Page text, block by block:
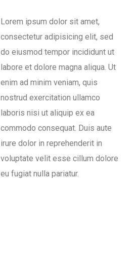
Lorem ipsum dolor sit amet,
consectetur adipisicing elit, sed
do eiusmod tempor incididunt ut
labore et dolore magna aliqua. Ut
enim ad minim veniam, quis
nostrud exercitation ullamco
laboris nisi ut aliquip ex ea
commodo consequat. Duis aute
irure dolor in reprehenderit in
voluptate velit esse cillum dolore
eu fugiat nulla pariatur.